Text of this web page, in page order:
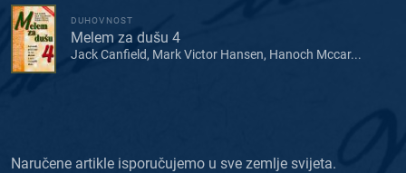
DUHOVNOST
Melem za dušu 4
Jack Canfield, Mark Victor Hansen, Hanoch Mccar...
Naručene artikle isporučujemo u sve zemlje svijeta.